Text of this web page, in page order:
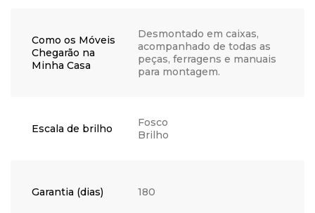
Como os Móveis
Chegarão na
Minha Casa
Desmontado em caixas,
acompanhado de todas as
peças, ferragens e manuais
para montagem.
Escala de brilho
Fosco
Brilho
Garantia (dias) 180